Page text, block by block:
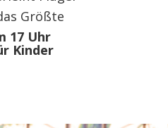
Größte
17 Uhr
Kinder